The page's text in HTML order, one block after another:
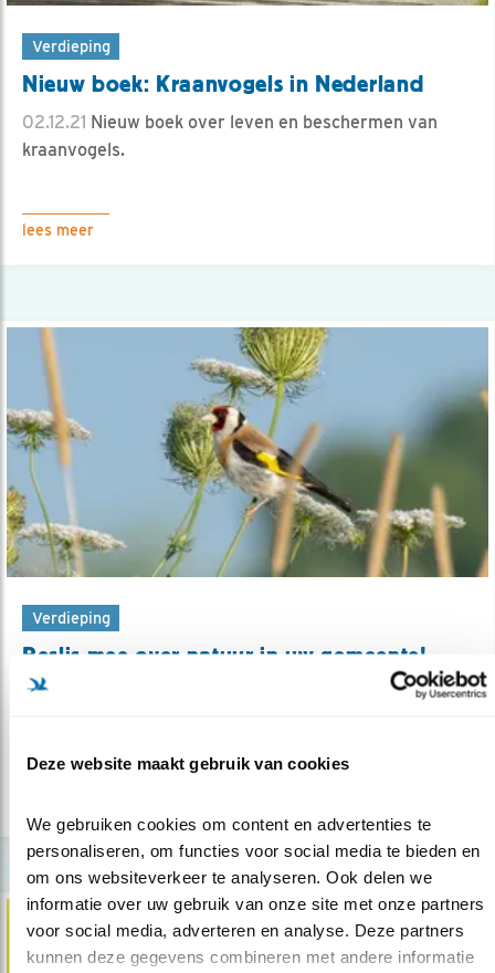
Deze website maakt gebruik van cookies
We gebruiken cookies om content en advertenties te
personaliseren, om functies voor social media te bieden en
om ons websiteverkeer te analyseren. Ook delen we
informatie over uw gebruik van onze site met onze partners
voor social media, adverteren en analyse. Deze partners
kunnen deze gegevens combineren met andere informatie
Verdieping
Nieuw boek: Kraanvogels in Nederland
02.12.21 Nieuw boek over leven en beschermen van
kraanvogels.
lees meer
Verdieping
Beslis mee over natuur in uw gemeente!
26.02.20
U kunt zelf in actie komen voor vogels en